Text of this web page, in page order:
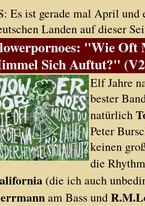
Es ist gerade mal April und
Landen auf dieser
"Wie Oft
Sich Auftut?"
Elf Jahre
bester
natürlich
Peter
keinen
die
(die ich auch
am Bass und